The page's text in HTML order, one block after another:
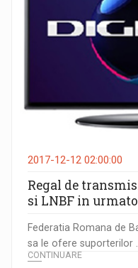
2017-12-12 02:00:00
Regal de
si LNBF in
Federatia Romana de
sa le ofere suporterilor
CONTINUARE